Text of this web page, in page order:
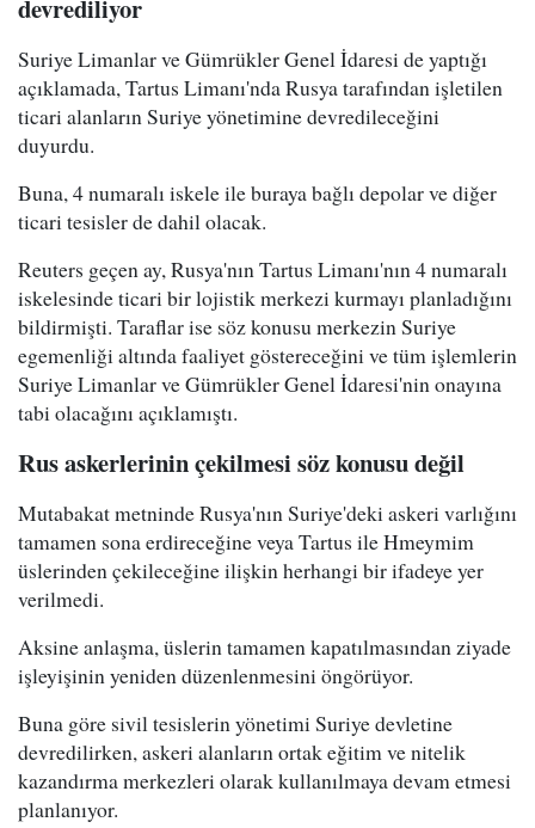
devrediliyor
Suriye Limanlar ve Gümrükler Genel İdaresi de yaptığı
açıklamada, Tartus Limanı'nda Rusya tarafından işletilen
ticari alanların Suriye yönetimine devredileceğini
duyurdu.
Buna, 4 numaralı iskele ile buraya bağlı depolar ve diğer
ticari tesisler de dahil olacak.
Reuters geçen ay, Rusya'nın Tartus Limanı'nın 4 numaralı
iskelesinde ticari bir lojistik merkezi kurmayı planladığını
bildirmişti. Taraflar ise söz konusu merkezin Suriye
egemenliği altında faaliyet göstereceğini ve tüm işlemlerin
Suriye Limanlar ve Gümrükler Genel İdaresi'nin onayına
tabi olacağını açıklamıştı.
Rus askerlerinin çekilmesi söz konusu değil
Mutabakat metninde Rusya'nın Suriye'deki askeri varlığını
tamamen sona erdireceğine veya Tartus ile Hmeymim
üslerinden çekileceğine ilişkin herhangi bir ifadeye yer
verilmedi.
Aksine anlaşma, üslerin tamamen kapatılmasından ziyade
işleyişinin yeniden düzenlenmesini öngörüyor.
Buna göre sivil tesislerin yönetimi Suriye devletine
devredilirken, askeri alanların ortak eğitim ve nitelik
kazandırma merkezleri olarak kullanılmaya devam etmesi
planlanıyor.